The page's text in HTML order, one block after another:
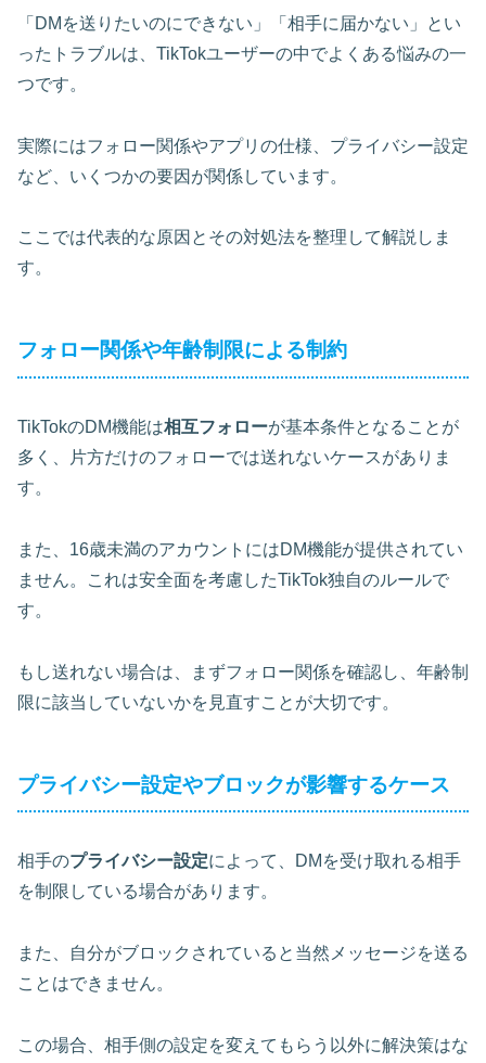
「DMを送りたいのにできない」「相手に届かない」とい
ったトラブルは、TikTokユーザーの中でよくある悩みの一
つです。
実際にはフォロー関係やアプリの仕様、プライバシー設定
など、いくつかの要因が関係しています。
ここでは代表的な原因とその対処法を整理して解説しま
す。
フォロー関係や年齢制限による制約
TikTokのDM機能は相互フォローが基本条件となることが
多く、片方だけのフォローでは送れないケースがありま
す。
また、16歳未満のアカウントにはDM機能が提供されてい
ません。これは安全面を考慮したTikTok独自のルールで
す。
もし送れない場合は、まずフォロー関係を確認し、年齢制
限に該当していないかを見直すことが大切です。
プライバシー設定やブロックが影響するケース
相手のプライバシー設定によって、DMを受け取れる相手
を制限している場合があります。
また、自分がブロックされていると当然メッセージを送る
ことはできません。
この場合、相手側の設定を変えてもらう以外に解決策はな